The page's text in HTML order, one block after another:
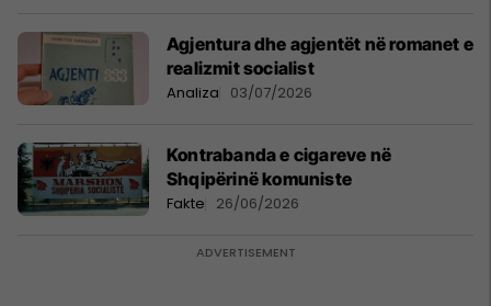
Agjentura dhe agjentët në romanet e
realizmit socialist
Analiza 03/07/2026
Kontrabanda e cigareve në
Shqipërinë komuniste
Fakte 26/06/2026